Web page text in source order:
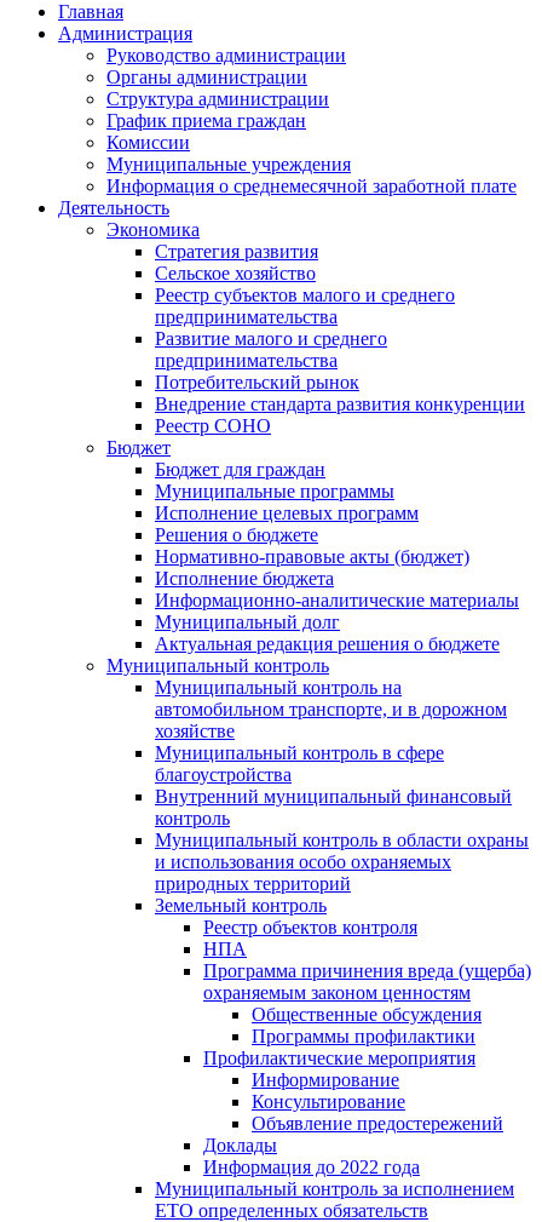
Главная
Администрация
Руководство администрации
Органы администрации
Структура администрации
График приема граждан
Комиссии
Муниципальные учреждения
Информация о среднемесячной заработной плате
Деятельность
Экономика
Стратегия развития
Сельское хозяйство
Реестр субъектов малого и среднего
предпринимательства
Развитие малого и среднего
предпринимательства
Потребительский рынок
Внедрение стандарта развития конкуренции
Реестр СОНО
Бюджет
Бюджет для граждан
Муниципальные программы
Исполнение целевых программ
Решения о бюджете
Нормативно-правовые акты (бюджет)
Исполнение бюджета
Информационно-аналитические материалы
Муниципальный долг
Актуальная редакция решения о бюджете
Муниципальный контроль
Муниципальный контроль на
автомобильном транспорте, и в дорожном
хозяйстве
Муниципальный контроль в сфере
благоустройства
Внутренний муниципальный финансовый
контроль
Муниципальный контроль в области охраны
и использования особо охраняемых
природных территорий
Земельный контроль
Реестр объектов контроля
НПА
Программа причинения вреда (ущерба)
охраняемым законом ценностям
Общественные обсуждения
Программы профилактики
Профилактические мероприятия
Информирование
Консультирование
Объявление предостережений
Доклады
Информация до 2022 года
Муниципальный контроль за исполнением
ЕТО определенных обязательств